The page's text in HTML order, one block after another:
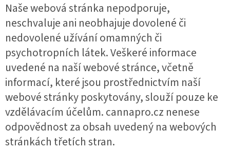
Naše webová stránka nepodporuje,
neschvaluje ani neobhajuje dovolené či
nedovolené užívání omamných či
psychotropních látek. Veškeré informace
uvedené na naší webové stránce, včetně
informací, které jsou prostřednictvím naší
webové stránky poskytovány, slouží pouze ke
vzdělávacím účelům. cannapro.cz nenese
odpovědnost za obsah uvedený na webových
stránkách třetích stran.